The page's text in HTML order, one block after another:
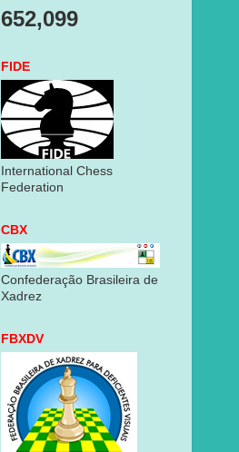
652,099
FIDE
International Chess
Federation
CBX
Confederação Brasileira de
Xadrez
FBXDV